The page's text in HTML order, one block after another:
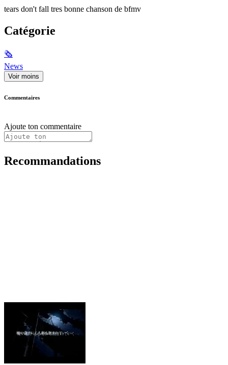
tears don't fall tres bonne chanson de bfmv
Catégorie
🗞
News
Voir moins
Commentaires
Ajoute ton commentaire
Recommandations